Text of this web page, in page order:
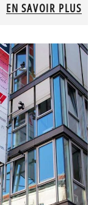
EN SAVOIR PLUS